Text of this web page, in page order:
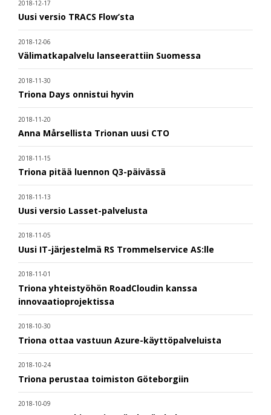
2018-12-17
Uusi versio TRACS Flow’sta
2018-12-06
Välimatkapalvelu lanseerattiin Suomessa
2018-11-30
Triona Days onnistui hyvin
2018-11-20
Anna Mårsellista Trionan uusi CTO
2018-11-15
Triona pitää luennon Q3-päivässä
2018-11-13
Uusi versio Lasset-palvelusta
2018-11-05
Uusi IT-järjestelmä RS Trommelservice AS:lle
2018-11-01
Triona yhteistyöhön RoadCloudin kanssa
innovaatioprojektissa
2018-10-30
Triona ottaa vastuun Azure-käyttöpalveluista
2018-10-24
Triona perustaa toimiston Göteborgiin
2018-10-09